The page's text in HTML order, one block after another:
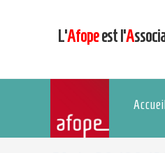
L’Afopeest l’A
Accueil